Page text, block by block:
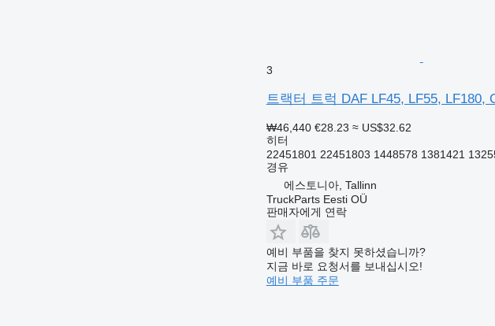
3
트랙터 트럭 DAF LF45, LF55, LF180,
₩46,440 €28.23 ≈ US$32.62
히터
22451801 22451803 1448578 1381421
경유
에스토니아, Tallinn
TruckParts Eesti OÜ
판매자에게 연락
예비 부품을 찾지 못하셨습니까?
지금 바로 요청서를 보내십시오!
예비 부품 주문